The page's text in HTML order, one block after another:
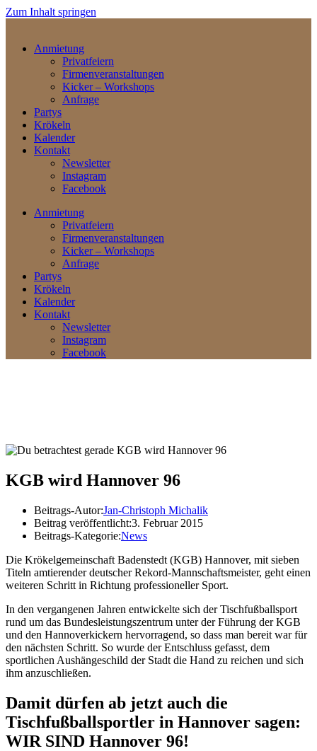
Zum Inhalt springen
Anmietung
Privatfeiern
Firmenveranstaltungen
Kicker – Workshops
Anfrage
Partys
Krökeln
Kalender
Kontakt
Newsletter
Instagram
Facebook
Anmietung
Privatfeiern
Firmenveranstaltungen
Kicker – Workshops
Anfrage
Partys
Krökeln
Kalender
Kontakt
Newsletter
Instagram
Facebook
KGB wird Hannover 96
Beitrags-Autor:Jan-Christoph Michalik
Beitrag veröffentlicht:3. Februar 2015
Beitrags-Kategorie:News
Die Krökelgemeinschaft Badenstedt (KGB) Hannover, mit sieben
Titeln amtierender deutscher Rekord-Mannschaftsmeister, geht einen
weiteren Schritt in Richtung professioneller Sport.
In den vergangenen Jahren entwickelte sich der Tischfußballsport
rund um das Bundesleistungszentrum unter der Führung der KGB
und den Hannoverkickern hervorragend, so dass man bereit war für
den nächsten Schritt. So wurde der Entschluss gefasst, dem
sportlichen Aushängeschild der Stadt die Hand zu reichen und sich
ihm anzuschließen.
Damit dürfen ab jetzt auch die
Tischfußballsportler in Hannover sagen:
WIR SIND Hannover 96!